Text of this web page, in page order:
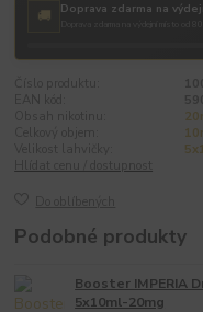
🚚 Doprava zdarma na
Podobné produkty
Booster IMPERIA
5x10ml-20mg